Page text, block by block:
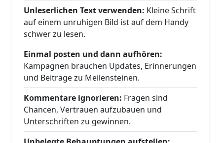
Unleserlichen Text verwenden: Kleine Schrift
auf einem unruhigen Bild ist auf dem Handy
schwer zu lesen.
Einmal posten und dann aufhören:
Kampagnen brauchen Updates, Erinnerungen
und Beiträge zu Meilensteinen.
Kommentare ignorieren: Fragen sind
Chancen, Vertrauen aufzubauen und
Unterschriften zu gewinnen.